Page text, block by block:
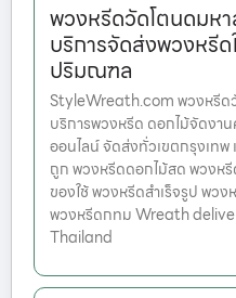
พวงหรีดวัดโตนดมห
บริการจัดส่งพวงหรีด
ปริมณฑล
StyleWreath.com พวงหรีด
บริการพวงหรีด ดอกไม้จัดงา
ออนไลน์ จัดส่งทั่วเขตกรุงเท
ถูก พวงหรีดดอกไม้สด พวงห
ของใช้ พวงหรีดสำเร็จรูป พ
พวงหรีดกทม Wreath
Thailand